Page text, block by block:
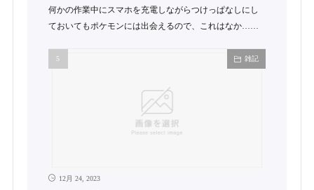
何かの作業中にスマホを充電しながらつけっぱなしにし
ておいてもポケモンには出会えるので、これはなか……
雑記
12月 24, 2023